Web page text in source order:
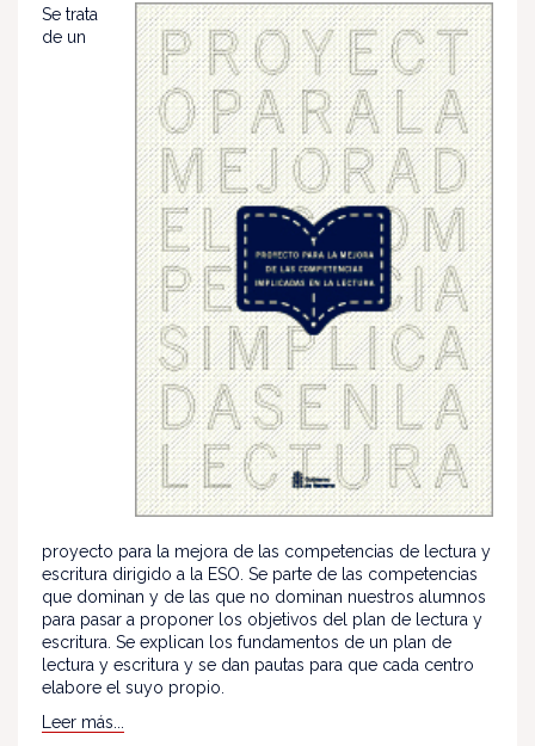
Se trata
de un
proyecto para la mejora de las competencias de lectura y
escritura dirigido a la ESO. Se parte de las competencias
que dominan y de las que no dominan nuestros alumnos
para pasar a proponer los objetivos del plan de lectura y
escritura. Se explican los fundamentos de un plan de
lectura y escritura y se dan pautas para que cada centro
elabore el suyo propio.
Leer más...